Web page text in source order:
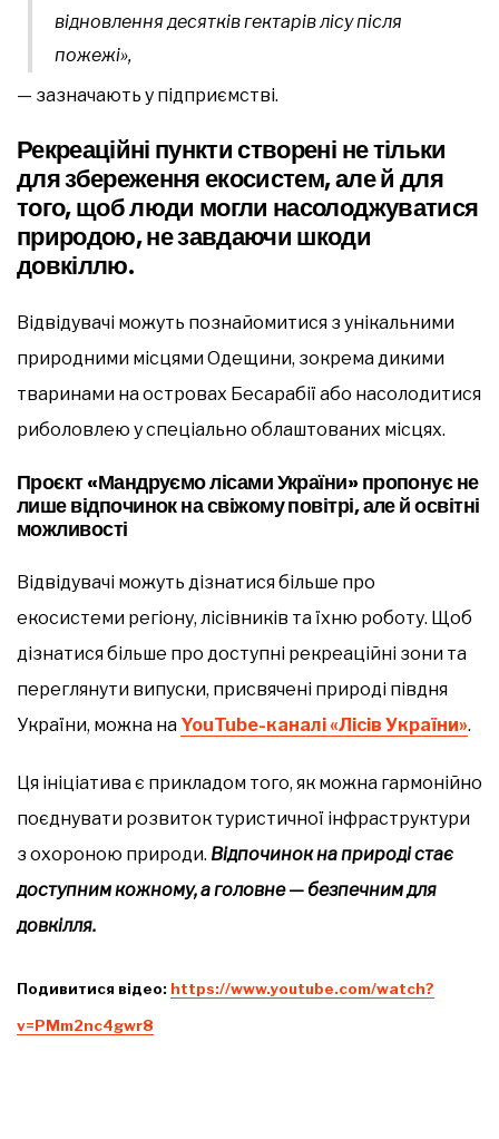
відновлення десятків гектарів лісу після
пожежі»,
— зазначають у підприємстві.
Рекреаційні пункти створені не тільки
для збереження екосистем, але й для
того, щоб люди могли насолоджуватися
природою, не завдаючи шкоди
довкіллю.
Відвідувачі можуть познайомитися з унікальними
природними місцями Одещини, зокрема дикими
тваринами на островах Бесарабії або насолодитися
риболовлею у спеціально облаштованих місцях.
Проєкт «Мандруємо лісами України» пропонує не
лише відпочинок на свіжому повітрі, але й освітні
можливості
Відвідувачі можуть дізнатися більше про
екосистеми регіону, лісівників та їхню роботу. Щоб
дізнатися більше про доступні рекреаційні зони та
переглянути випуски, присвячені природі півдня
України, можна на YouTube-каналі «Лісів України».
Ця ініціатива є прикладом того, як можна гармонійно
поєднувати розвиток туристичної інфраструктури
з охороною природи. Відпочинок на природі стає
доступним кожному, а головне — безпечним для
довкілля.
Подивитися відео: https://www.youtube.com/watch?
v=PMm2nc4gwr8